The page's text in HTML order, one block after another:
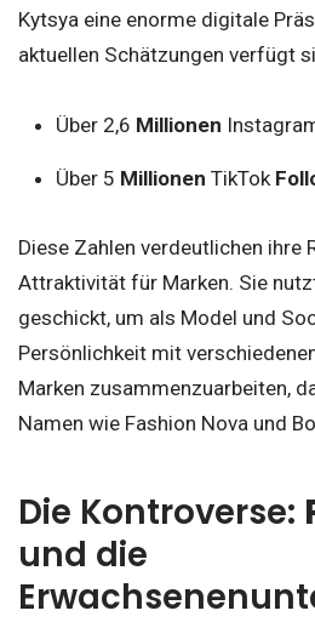
Kytsya eine enorme digitale
aktuellen Schätzungen verfügt
Über 2,6 Millionen
Über 5 Millionen TikTok
Diese Zahlen verdeutlichen ihre
Attraktivität für Marken. Sie
geschickt, um als Model und
Persönlichkeit mit
Marken zusammenzuarbeiten,
Namen wie Fashion Nova und
Die Kontroverse:
und die